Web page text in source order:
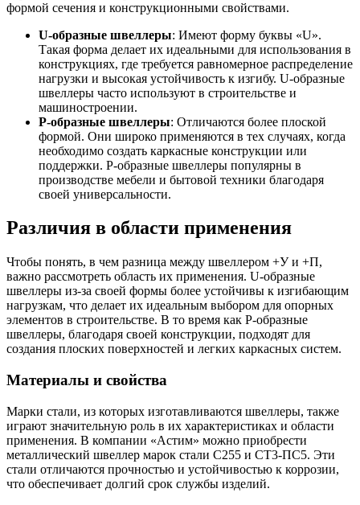
Труба
Шина
медная
Круг
медный
(пруток)
медная
Лист
медный
Труба
медная
(пруток)
cвинец,
цинк,
нихром
Фитинги
резьбовые
латунные
Фитинги
резьбовые
Фитинги
резьбовые
чугунные
Хомуты
стальные
БУ трубы
стальные
формой сечения и конструкционными свойствами.
U-образные швеллеры: Имеют форму буквы «U».
Такая форма делает их идеальными для использования в
конструкциях, где требуется равномерное распределение
нагрузки и высокая устойчивость к изгибу. U-образные
швеллеры часто используют в строительстве и
машиностроении.
P-образные швеллеры: Отличаются более плоской
формой. Они широко применяются в тех случаях, когда
необходимо создать каркасные конструкции или
поддержки. P-образные швеллеры популярны в
производстве мебели и бытовой техники благодаря
своей универсальности.
Различия в области применения
Чтобы понять, в чем разница между швеллером +У и +П,
важно рассмотреть область их применения. U-образные
швеллеры из-за своей формы более устойчивы к изгибающим
нагрузкам, что делает их идеальным выбором для опорных
элементов в строительстве. В то время как P-образные
швеллеры, благодаря своей конструкции, подходят для
создания плоских поверхностей и легких каркасных систем.
Материалы и свойства
Марки стали, из которых изготавливаются швеллеры, также
играют значительную роль в их характеристиках и области
применения. В компании «Астим» можно приобрести
металлический швеллер марок стали С255 и СТ3-ПС5. Эти
стали отличаются прочностью и устойчивостью к коррозии,
что обеспечивает долгий срок службы изделий.